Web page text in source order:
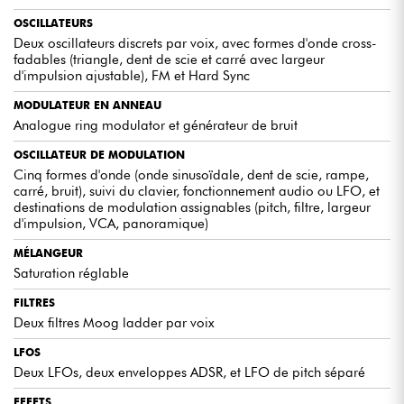
TENSION
Cet oscillateur offre une flexibilité et une richesse sonore
exceptionnelles grâce à ses nombreuses fonctionnalités et options de
contrôle : formes d'onde sélectionnables (sinusoïdale, dents de scie,
dents de scie inversées, carré, bruit), interrupteur à bascule de plage
audio, suivi du clavier, réinitialisation du clavier, commutateur
unipolaire, routage et quantité de modulation du pitch, routage et
quantité de modulation du filtre, routage et quantité de modulation
de la largeur d'impulsion (Pulse Width Modulation), quantité de
modulation VCA, et commutateur de panoramique.
FILTRES ANALOGIQUES CONTRÔLÉS EN TENSION
Ces filtres offrent une qualité sonore exceptionnelle et une grande
flexibilité grâce à leurs nombreuses fonctionnalités et options de
contrôle : deux filtres en échelle à transistors Moog (dont un avec
modes passe-haut/passe-bas), fréquence de coupure, résonance,
quantité de suivi du clavier, quantité d'enveloppe, fonctionnement lié,
et routage en série, parallèle ou stéréo.
LES AVIS D'EXPERTS
OSCILLATEURS
Deux oscillateurs discrets par voix, avec formes d'onde cross-
fadables (triangle, dent de scie et carré avec largeur
d'impulsion ajustable), FM et Hard Sync
MODULATEUR EN ANNEAU
Analogue ring modulator et générateur de bruit
OSCILLATEUR DE MODULATION
Cinq formes d'onde (onde sinusoïdale, dent de scie, rampe,
carré, bruit), suivi du clavier, fonctionnement audio ou LFO, et
destinations de modulation assignables (pitch, filtre, largeur
d'impulsion, VCA, panoramique)
MÉLANGEUR
Saturation réglable
FILTRES
Deux filtres Moog ladder par voix
LFOS
Deux LFOs, deux enveloppes ADSR, et LFO de pitch séparé